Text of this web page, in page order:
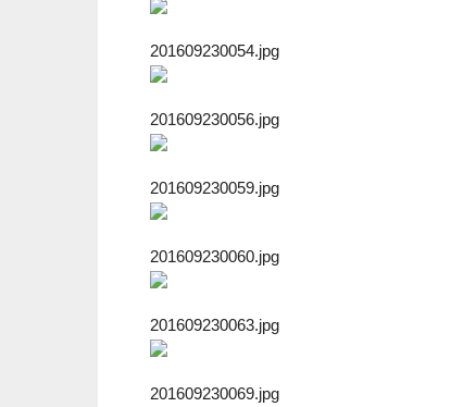
201609230054.jpg
201609230056.jpg
201609230059.jpg
201609230060.jpg
201609230063.jpg
201609230069.jpg